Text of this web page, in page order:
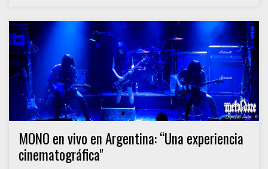
MONO en vivo en Argentina: “Una experiencia
cinematográfica"